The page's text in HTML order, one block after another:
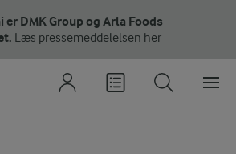
er DMK Group og Arla Foods
Læs pressemeddelelsen her